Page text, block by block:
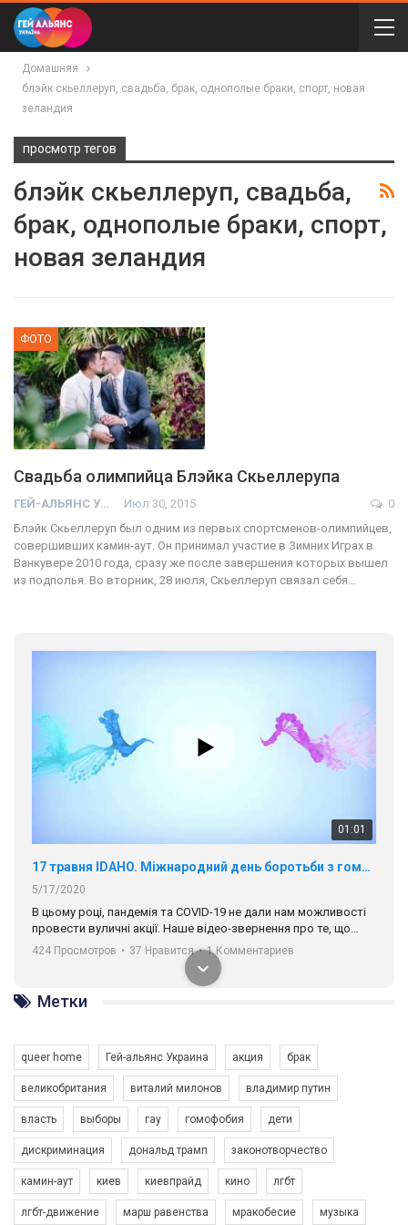
Домашняя
блэйк скьеллеруп, свадьба, брак, однополые браки, спорт, новая
зеландия
просмотр тегов
блэйк скьеллеруп, свадьба,
брак, однополые браки, спорт,
новая зеландия
ФОТО
Свадьба олимпийца Блэйка Скьеллерупа
ГЕЙ-АЛЬЯНС УКРАИНА Июл 30, 2015
0
Блэйк Скьеллеруп был одним из первых спортсменов-олимпийцев,
совершивших камин-аут. Он принимал участие в Зимних Играх в
Ванкувере 2010 года, сразу же после завершения которых вышел
из подполья. Во вторник, 28 июля, Скьеллеруп связал себя…
01:01
17 травня IDAHO. Міжнародний день боротьби з гомофобією трансфобією і біфобія.
5/17/2020
В цьому році, пандемія та COVІD-19 не дали нам можливості
провести вуличні акції. Наше відео-звернення про те, що
навіть коли ми у різних містах та не можемо зустрінеться, ми
разом. Ми закликаємо всіх хто поділяє цінності рівності та
солідарності, приєднатися до нас. Регіональні підрозділи
ГАУ є в 16 областях України.
Разом наш голос лунає гучніше!
424 Просмотров • 37 Нравится • 1 Комментариев
Метки
queer home Гей-альянс Украина акция брак
великобритания виталий милонов владимир путин
власть выборы гау гомофобия дети
дискриминация дональд трамп законотворчество
камин-аут киев киевпрайд кино лгбт
лгбт-движение марш равенства мракобесие музыка